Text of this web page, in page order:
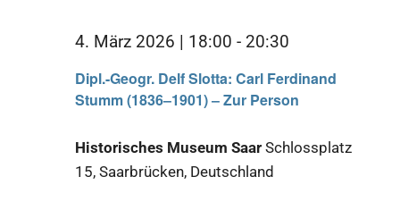
Dipl.-Geogr. Delf Slotta: Carl Ferdinand
Stumm (1836‒1901) ‒ Zur Person
4. März 2026 | 18:00 - 20:30
Historisches Museum Saar Schlossplatz
15, Saarbrücken, Deutschland